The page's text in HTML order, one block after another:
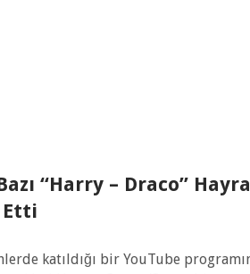
“Harry – Draco”
katıldığı bir YouTube